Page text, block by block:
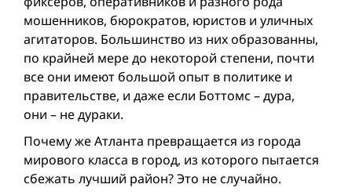
мошенников, бюрократов, юристов и уличных
агитаторов. Большинство из них образованны,
по крайней мере до некоторой степени, почти
все они имеют большой опыт в политике и
правительстве, и даже если Боттомс – дура,
они – не дураки.
Почему же Атланта превращается из города
мирового класса в город, из которого пытаeтся
сбежать лучший район? Это не случайно.